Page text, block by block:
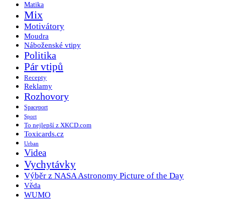
Matika
Mix
Motivátory
Moudra
Náboženské vtipy
Politika
Pár vtipů
Recepty
Reklamy
Rozhovory
Spaceport
Sport
To nejlepší z XKCD.com
Toxicards.cz
Urban
Videa
Vychytávky
Výběr z NASA Astronomy Picture of the Day
Věda
WUMO